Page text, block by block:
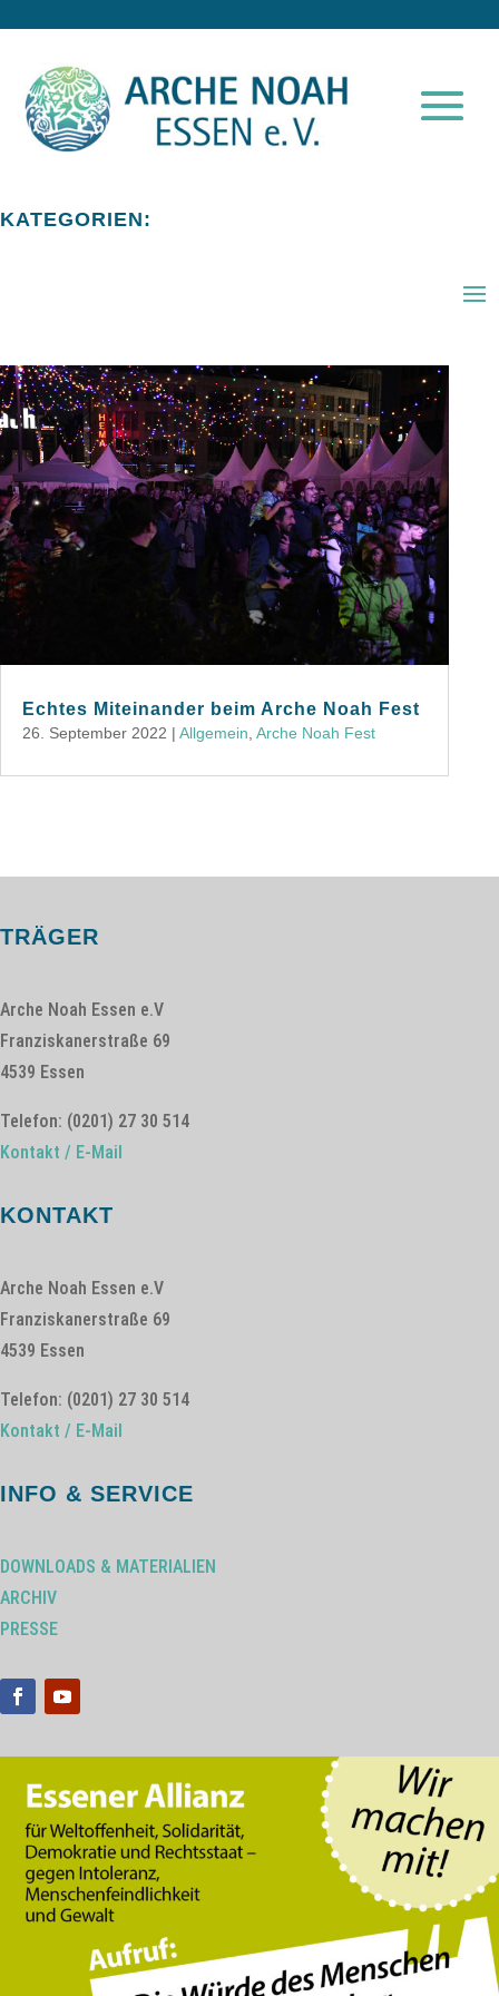
KATEGORIEN:
Echtes Miteinander beim Arche Noah Fest
26. September 2022 | Allgemein Arche Noah Fest
TRÄGER
Arche Noah Essen e.V
Franziskanerstraße 69
4539 Essen
Telefon: (0201) 27 30 514
Kontakt / E-Mail
KONTAKT
Arche Noah Essen e.V
Franziskanerstraße 69
4539 Essen
Telefon: (0201) 27 30 514
Kontakt / E-Mail
INFO & SERVICE
DOWNLOADS & MATERIALIEN
ARCHIV
PRESSE